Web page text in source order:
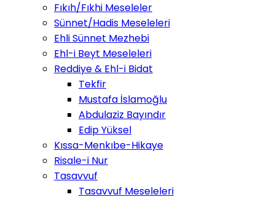
Fıkıh/Fıkhi Meseleler
Sünnet/Hadis Meseleleri
Ehli Sünnet Mezhebi
Ehl-i Beyt Meseleleri
Reddiye & Ehl-i Bidat
Tekfir
Mustafa İslamoğlu
Abdulaziz Bayındır
Edip Yüksel
Kıssa-Menkıbe-Hikaye
Risale-i Nur
Tasavvuf
Tasavvuf Meseleleri